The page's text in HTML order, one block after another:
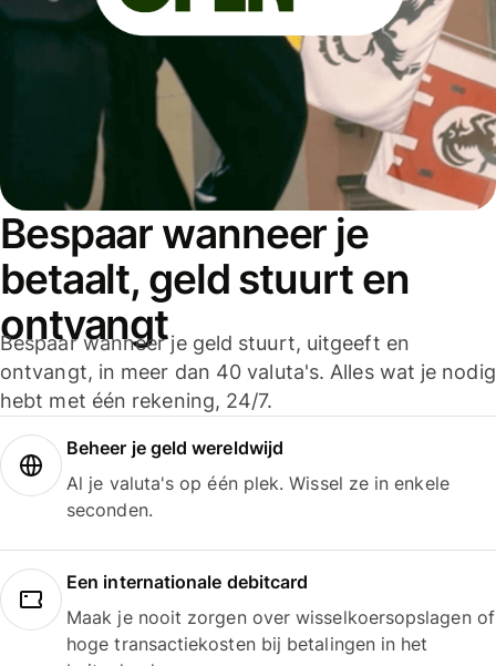
Bespaar wanneer je
betaalt, geld stuurt en
ontvangt
Bespaar wanneer je geld stuurt, uitgeeft en
ontvangt, in meer dan 40 valuta's. Alles wat je nodig
hebt met één rekening, 24/7.
Beheer je geld wereldwijd
Al je valuta's op één plek. Wissel ze in enkele
seconden.
Een internationale debitcard
Maak je nooit zorgen over wisselkoersopslagen of
hoge transactiekosten bij betalingen in het